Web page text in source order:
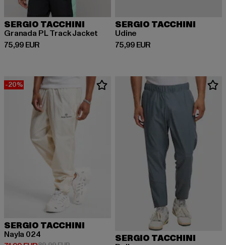
SERGIO TACCHINI
Granada PL Track Jacket
75,99 EUR
Derzeitiger Preis: 75,99 EUR
SERGIO TACCHINI
Udine
75,99 EUR
Derzeitiger Preis: 75,99 EUR
-20%
SERGIO TACCHINI
Nayla 024
SERGIO TACCHINI